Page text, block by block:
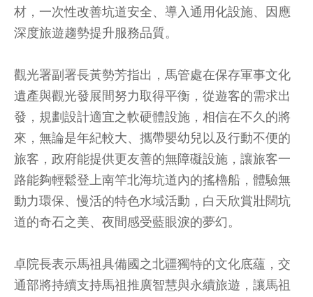
材，一次性改善坑道安全、導入通用化設施、因應
深度旅遊趨勢提升服務品質。
觀光署副署長黃勢芳指出，馬管處在保存軍事文化
遺產與觀光發展間努力取得平衡，從遊客的需求出
發，規劃設計適宜之軟硬體設施，相信在不久的將
來，無論是年紀較大、攜帶嬰幼兒以及行動不便的
旅客，政府能提供更友善的無障礙設施，讓旅客一
路能夠輕鬆登上南竿北海坑道內的搖櫓船，體驗無
動力環保、慢活的特色水域活動，白天欣賞壯闊坑
道的奇石之美、夜間感受藍眼淚的夢幻。
卓院長表示馬祖具備國之北疆獨特的文化底蘊，交
通部將持續支持馬祖推廣智慧與永續旅遊，讓馬祖